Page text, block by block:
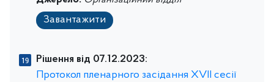
Завантажити
Рішення від 07.12.2023:
Протокол пленарного засідання ХVIІ сесії